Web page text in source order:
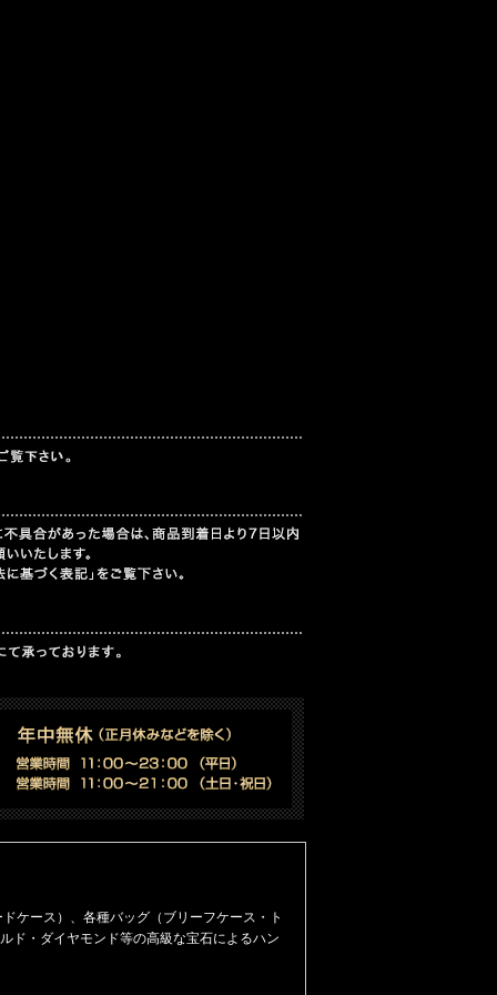
ケース） 、 各種バッグ（ブリーフケース・ト
ド・ダイヤモンド等の高級な宝石によるハン